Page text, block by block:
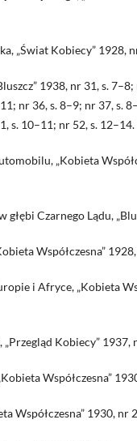
„Świat Kobiecy” 1928,
1938, nr 31, s. 7–8;
nr 36, s. 8–9; nr 37, s.
s. 10–11; nr 52, s. 12–14.
„Kobieta
Czarnego Lądu,
Współczesna”
i Afryce, „Kobieta
Kobiecy” 1937,
Współczesna”
Współczesna” 1930, nr